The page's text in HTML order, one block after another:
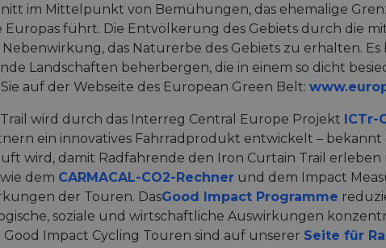
im Mittelpunkt von Bemühungen, das ehemalige
führt. Die Entvölkerung des Gebiets durch die
das Naturerbe des Gebiets zu erhalten.
Landschaften beherbergen, die in einem so dicht
auf der Webseite des European Green Belt:
wird durch das Interreg Central Europe Projekt ICTr-
ein innovatives Fahrradprodukt entwickelt – bekannt
wird, damit Radfahrende den Iron Curtain Trail
dem CARMACAL-CO2-Rechner und dem Impact
der Touren. DasGood Impact Programme
soziale und wirtschaftliche Auswirkungen
Impact Cycling Touren sind auf unserer Seite für